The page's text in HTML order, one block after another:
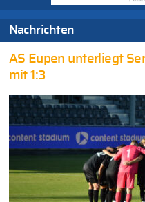
Nachrichten
AS Eupen unterliegt
mit 1:3